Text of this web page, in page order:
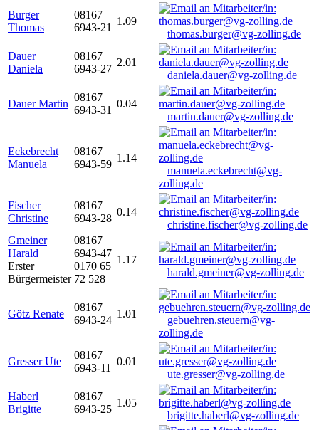
Burger
Thomas
08167
6943-21
1.09
thomas.burger@vg-zolling.de
Dauer
Daniela
08167
6943-27
2.01
daniela.dauer@vg-zolling.de
Dauer Martin
08167
6943-31
0.04
martin.dauer@vg-zolling.de
Eckebrecht
Manuela
08167
6943-59
1.14
manuela.eckebrecht@vg-
zolling.de
Fischer
Christine
08167
6943-28
0.14
christine.fischer@vg-zolling.de
Gmeiner
Harald
Erster
Bürgermeister
08167
6943-47
0170 65
72 528
1.17
harald.gmeiner@vg-zolling.de
Götz Renate
08167
6943-24
1.01
gebuehren.steuern@vg-
zolling.de
Gresser Ute
08167
6943-11
0.01
ute.gresser@vg-zolling.de
Haberl
Brigitte
08167
6943-25
1.05
brigitte.haberl@vg-zolling.de